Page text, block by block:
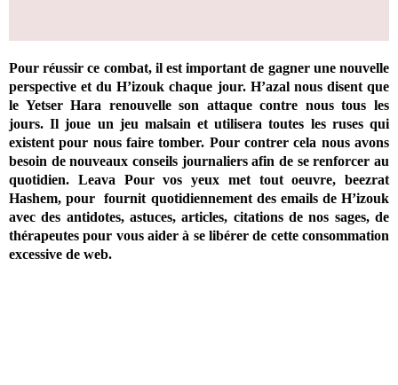
Pour réussir ce combat, il est important de gagner une nouvelle
perspective et du H’izouk chaque jour. H’azal nous disent que
le Yetser Hara renouvelle son attaque contre nous tous les
jours. Il joue un jeu malsain et utilisera toutes les ruses qui
existent pour nous faire tomber. Pour contrer cela nous avons
besoin de nouveaux conseils journaliers afin de se renforcer au
quotidien. Leava Pour vos yeux met tout oeuvre, beezrat
Hashem, pour fournit quotidiennement des emails de H’izouk
avec des antidotes, astuces, articles, citations de nos sages, de
thérapeutes pour vous aider à se libérer de cette consommation
excessive de web.